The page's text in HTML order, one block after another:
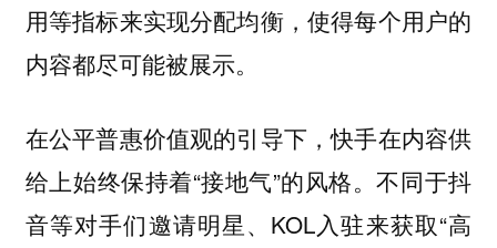
用等指标来实现分配均衡，使得每个用户的
内容都尽可能被展示。
在公平普惠价值观的引导下，快手在内容供
给上始终保持着“接地气”的风格。不同于抖
音等对手们邀请明星、KOL入驻来获取“高